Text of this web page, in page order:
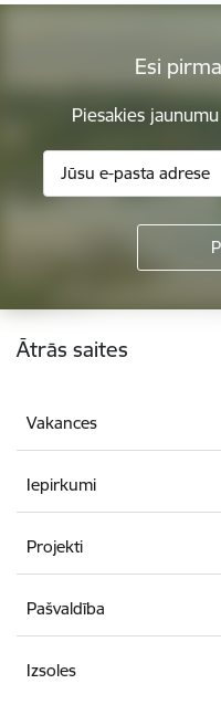
Esi
Piesakies
Kājene
Ātrās saites
Vakances
Iepirkumi
Projekti
Pašvaldība
Izsoles